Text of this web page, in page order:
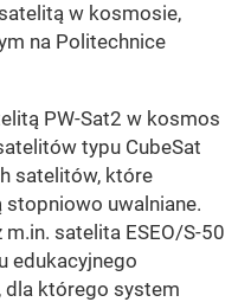
w kosmosie,
na Politechnice
PW-Sat2 w kosmos
typu CubeSat
satelitów, które
uwalniane.
satelita ESEO/S-50
edukacyjnego
dla którego system